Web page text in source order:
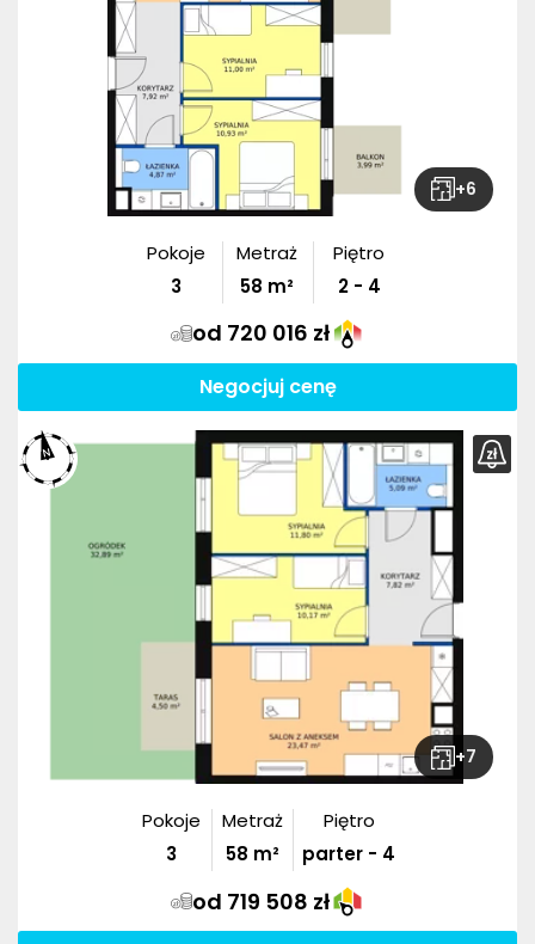
+6
Pokoje
3
Metraż
58 m²
Piętro
2 - 4
od 720 016 zł
Negocjuj cenę
+7
Pokoje
3
Metraż
58 m²
Piętro
parter - 4
od 719 508 zł